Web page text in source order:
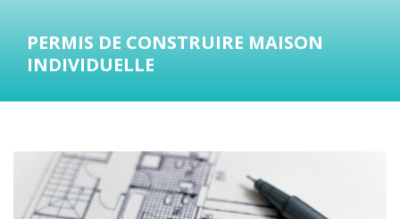
PERMIS DE CONSTRUIRE MAISON
INDIVIDUELLE